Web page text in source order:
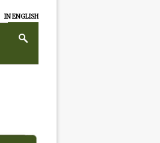
IN ENGLISH